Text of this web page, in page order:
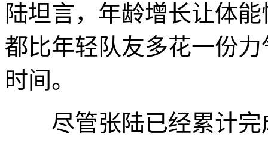
陆坦言，年龄增长让体
都比年轻队友多花一份
时间。
尽管张陆已经累计完